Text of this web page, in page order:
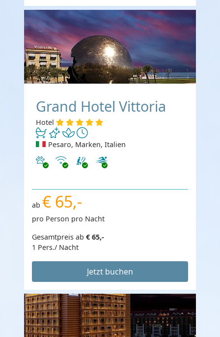
Grand Hotel Vittoria
Hotel
Pesaro, Marken, Italien
Haustiere erlaubt
Internet
ab € 65,-
pro Person pro Nacht
Gesamtpreis ab € 65,-
1 Pers./ Nacht
Jetzt buchen